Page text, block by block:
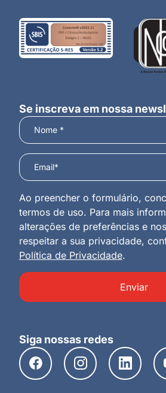
Se inscreva em nossa
Ao preencher o formulário,
termos de uso. Para mais
alterações de preferências e
respeitar a sua privacidade,
Política de Privacidade.
Enviar
Siga nossas redes